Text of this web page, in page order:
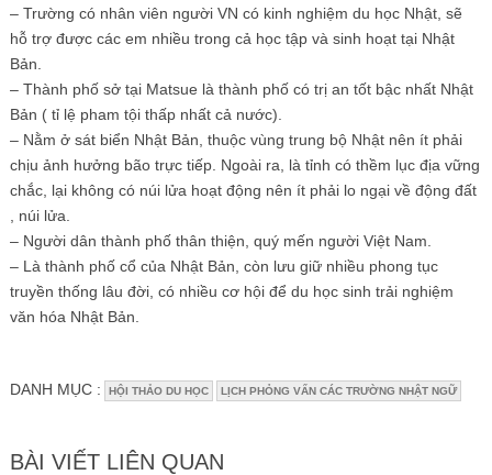
– Trường có nhân viên người VN có kinh nghiệm du học Nhật, sẽ
hỗ trợ được các em nhiều trong cả học tập và sinh hoạt tại Nhật
Bản.
– Thành phố sở tại Matsue là thành phố có trị an tốt bậc nhất Nhật
Bản ( tỉ lệ pham tội thấp nhất cả nước).
– Nằm ở sát biển Nhật Bản, thuộc vùng trung bộ Nhật nên ít phải
chịu ảnh hưởng bão trực tiếp. Ngoài ra, là tỉnh có thềm lục địa vững
chắc, lại không có núi lửa hoạt động nên ít phải lo ngại về động đất
, núi lửa.
– Người dân thành phố thân thiện, quý mến người Việt Nam.
– Là thành phố cổ của Nhật Bản, còn lưu giữ nhiều phong tục
truyền thống lâu đời, có nhiều cơ hội để du học sinh trải nghiệm
văn hóa Nhật Bản.
DANH MỤC : HỘI THẢO DU HỌC LỊCH PHỎNG VẤN CÁC TRƯỜNG NHẬT NGỮ
BÀI VIẾT LIÊN QUAN